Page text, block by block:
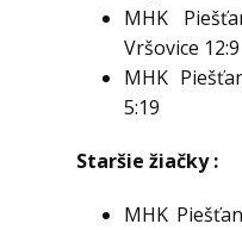
MHK
Vršovice 12:9
MHK
5:19
Staršie žiačky :
MHK